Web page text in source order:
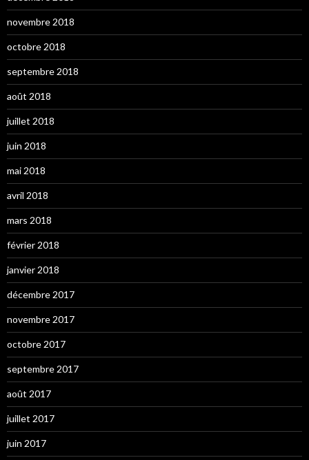
novembre 2018
octobre 2018
septembre 2018
août 2018
juillet 2018
juin 2018
mai 2018
avril 2018
mars 2018
février 2018
janvier 2018
décembre 2017
novembre 2017
octobre 2017
septembre 2017
août 2017
juillet 2017
juin 2017